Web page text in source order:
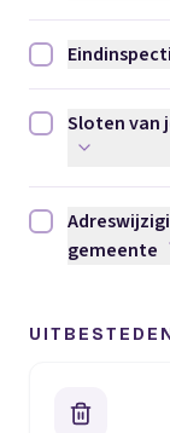
Eindinspectie
Sloten van je
Sloten van
Adreswijziging
gemeente